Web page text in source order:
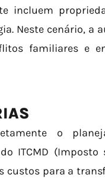
incluem
Neste cenário, a
familiares e
o
ITCMD (Imposto
custos para a